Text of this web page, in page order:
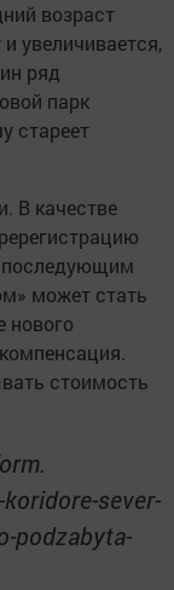
возраст
увеличивается,
ряд
парк
стареет
В качестве
последующим
может стать
нового
стоимость
sever-
podzabyta-